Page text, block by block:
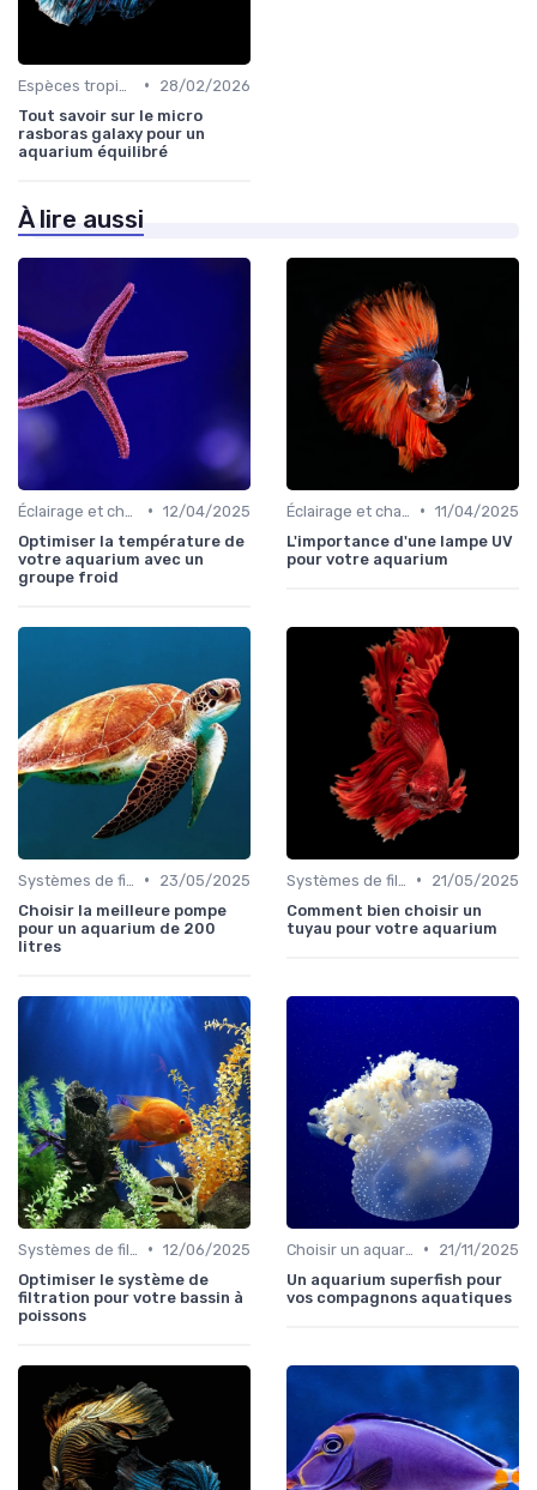
•
28/02/2026
Tout savoir sur le micro
rasboras galaxy pour un
aquarium équilibré
À lire aussi
• 12/04/2025
Optimiser la température de
votre aquarium avec un
groupe froid
• 11/04/2025
L'importance d'une lampe UV
pour votre aquarium
•
23/05/2025
Choisir la meilleure pompe
pour un aquarium de 200
litres
•
21/05/2025
Comment bien choisir un
tuyau pour votre aquarium
• 12/06/2025
Optimiser le système de
filtration pour votre bassin à
poissons
•
21/11/2025
Un aquarium superfish pour
vos compagnons aquatiques